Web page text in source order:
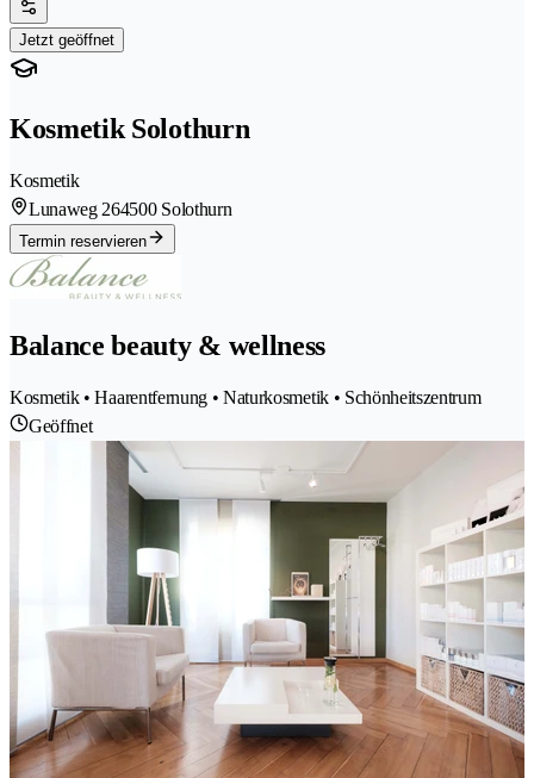
Jetzt geöffnet
Kosmetik Solothurn
Kosmetik
Lunaweg 264500 Solothurn
Termin reservieren
Balance beauty & wellness
Kosmetik • Haarentfernung • Naturkosmetik • Schönheitszentrum
Geöffnet